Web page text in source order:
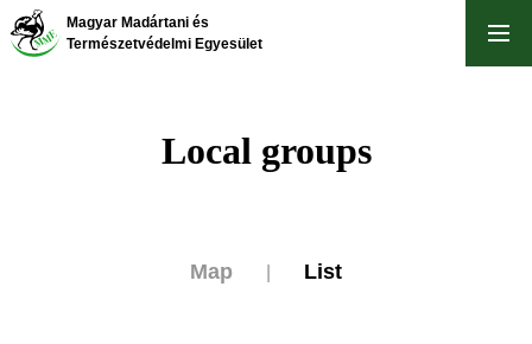
Skip
to
Magyar Madártani és
Természetvédelmi Egyesület
Local groups
Map List